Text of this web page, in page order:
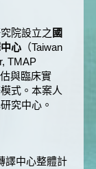
院設立之 國
心（Taiwan
TMAP
與臨床實
式。本案人
究中心。
譯中心整體計